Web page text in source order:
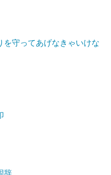
を守ってあげなきゃいけな